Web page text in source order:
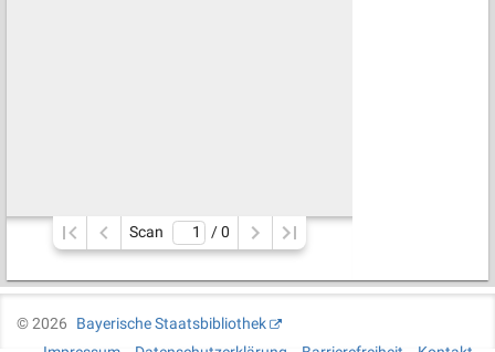
Scan / 0
©2026
Bayerische Staatsbibliothek